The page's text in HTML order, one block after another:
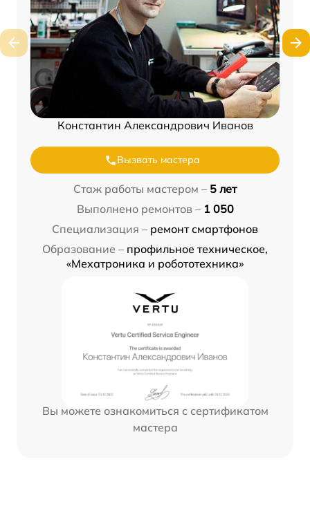
Константин Александрович Иванов
Вызвать мастера
Стаж работы мастером – 5 лет
Выполнено ремонтов – 1 050
Специализация – ремонт смартфонов
Образование – профильное техническое,
«Мехатроника и робототехника»
Вы можете ознакомиться с сертификатом
мастера